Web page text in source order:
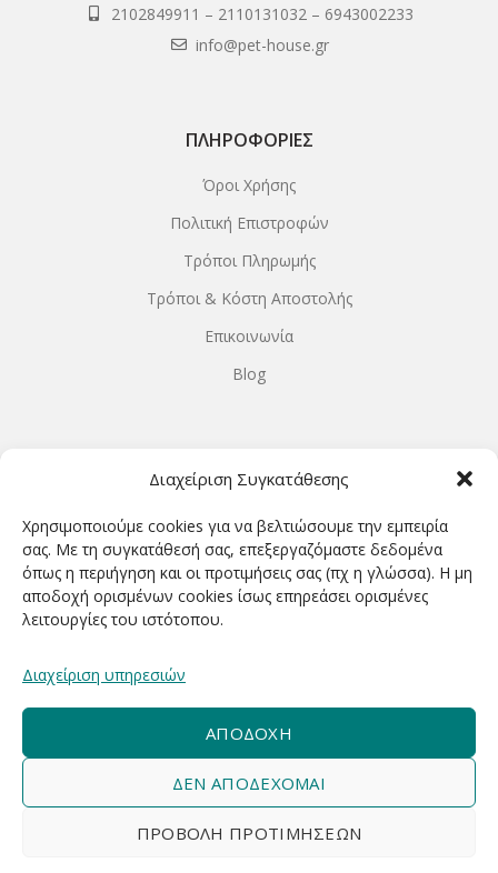
Διαχείριση Συγκατάθεσης
Χρησιμοποιούμε cookies για να βελτιώσουμε την εμπειρία
σας. Με τη συγκατάθεσή σας, επεξεργαζόμαστε δεδομένα
όπως η περιήγηση και οι προτιμήσεις σας (πχ η γλώσσα). Η μη
αποδοχή ορισμένων cookies ίσως επηρεάσει ορισμένες
λειτουργίες του ιστότοπου.
Διαχείριση υπηρεσιών
ΑΠΟΔΟΧΉ
ΔΕΝ ΑΠΟΔΈΧΟΜΑΙ
ΠΡΟΒΟΛΉ ΠΡΟΤΙΜΉΣΕΩΝ
2102849911 – 2110131032 – 6943002233
info@pet-house.gr
ΠΛΗΡΟΦΟΡΊΕΣ
Όροι Χρήσης
Πολιτική Επιστροφών
Τρόποι Πληρωμής
Τρόποι & Κόστη Αποστολής
Επικοινωνία
Blog
ΤΡΙΤΗ-ΠΕΜΠΤΗ-ΠΑΡΑΣΚΕΥΗ 9.00-20.00
ΣΑΒΒΑΤΟ 9.00-15.00
ΕΓΓΡΑΦΕΊΤΕ ΓΙΑ ΝΑ ΛΑΜΒΆΝΕΤΕ ΠΡΏΤΟΙ NΈΑ &